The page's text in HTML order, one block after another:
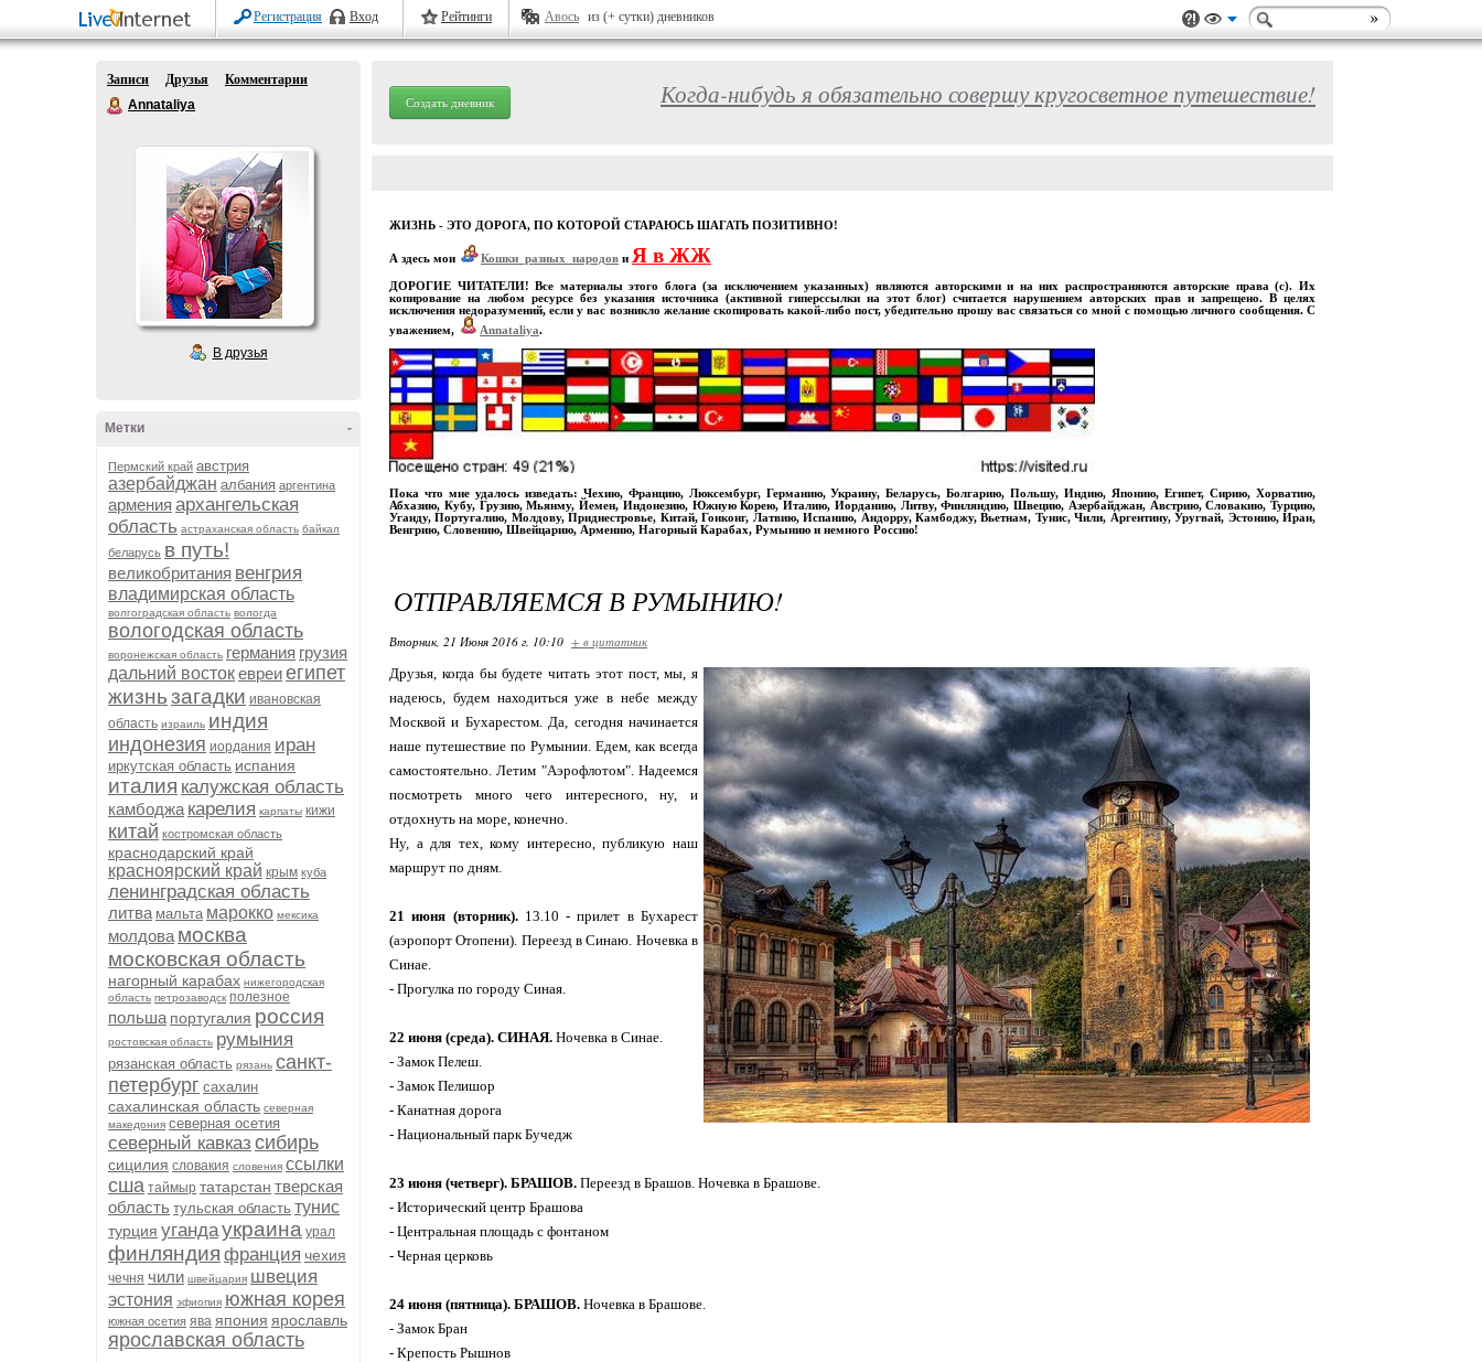
Регистрация Вход Рейтинги Авось из (+ сутки) дневников
Записи Друзья
Комментарии
Annataliya
В друзья
-
Метки
Пермский край австрия
азербайджан албания аргентина
армения архангельская
область астраханская область байкал
беларусь в путь!
великобритания венгрия
владимирская область
волгоградская область вологда
вологодская область
воронежская область германия грузия
дальний востокевреиегипет
жизньзагадки ивановская
область израиль индия
индонезия иордания иран
иркутская область испания
италия калужская область
камбоджа карелия карпаты кижи
китай костромская область
краснодарский край
красноярский край крым куба
ленинградская область
литва мальта марокко мексика
молдова москва
московская область
нагорный карабах нижегородская
область петрозаводск полезное
польша португалия россия
ростовская область румыния
рязанская область рязань санкт-
петербург сахалин
сахалинская область северная
македония северная осетия
северный кавказ сибирь
сицилия словакия словения ссылки
сша таймыр татарстан тверская
область тульская область тунис
турция угандаукраина урал
финляндия франция чехия
чечня чили швейцария швеция
эстония эфиопия южная корея
южная осетия ява япония ярославль
ярославская область
Создать дневник Когда-нибудь я обязательно совершу кругосветное путешествие!
ЖИЗНЬ - ЭТО ДОРОГА, ПО КОТОРОЙ СТАРАЮСЬ ШАГАТЬ ПОЗИТИВНО!
А здесь мои Кошки_разных_народов и Я в ЖЖ
ДОРОГИЕ ЧИТАТЕЛИ! Все материалы этого блога (за исключением указанных) являются авторскими и на них распространяются авторские права (с). Их
копирование на любом ресурсе без указания источника (активной гиперссылки на этот блог) считается нарушением авторских прав и запрещено. В целях
исключения недоразумений, если у вас возникло желание скопировать какой-либо пост, убедительно прошу вас связаться со мной с помощью личного сообщения. С
уважением,
Annataliya.
Пока что мне удалось изведать: Чехию, Францию, Люксембург, Германию, Украину, Беларусь, Болгарию, Польшу, Индию, Японию, Египет, Сирию, Хорватию,
Абхазию, Кубу, Грузию, Мьянму, Йемен, Индонезию, Южную Корею, Италию, Иорданию, Литву, Финляндию, Швецию, Азербайджан, Австрию, Словакию, Турцию,
Уганду, Португалию, Молдову, Приднестровье, Китай, Гонконг, Латвию, Испанию, Андорру, Камбоджу, Вьетнам, Тунис, Чили, Аргентину, Уругвай, Эстонию, Иран,
Венгрию, Словению, Швейцарию, Армению, Нагорный Карабах, Румынию и немного Россию!
ОТПРАВЛЯЕМСЯ В РУМЫНИЮ!
Вторник, 21 Июня 2016 г. 10:10 + в цитатник
Друзья, когда бы будете читать этот пост, мы, я
надеюсь, будем находиться уже в небе между
Москвой и Бухарестом. Да, сегодня начинается
наше путешествие по Румынии. Едем, как всегда
самостоятельно. Летим "Аэрофлотом". Надеемся
посмотреть много чего интересного, ну, и
отдохнуть на море, конечно.
Ну, а для тех, кому интересно, публикую наш
маршрут по дням.
21 июня (вторник).13.10 - прилет в Бухарест
(аэропорт Отопени). Переезд в Синаю. Ночевка в
Синае.
- Прогулка по городу Синая.
22 июня (среда). СИНАЯ. Ночевка в Синае.
- Замок Пелеш.
- Замок Пелишор
- Канатная дорога
- Национальный парк Бучедж
23 июня (четверг). БРАШОВ. Переезд в Брашов. Ночевка в Брашове.
- Исторический центр Брашова
- Центральная площадь с фонтаном
- Черная церковь
24 июня (пятница). БРАШОВ. Ночевка в Брашове.
- Замок Бран
- Крепость Рышнов